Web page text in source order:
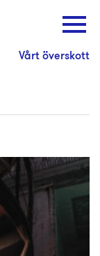
Vårt överskott